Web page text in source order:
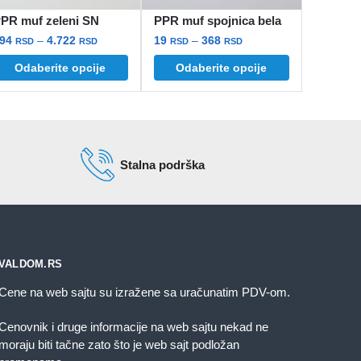
muf zeleni SN
RSD – 4.722RSDRaspon
cena:
od
294 rsd
Odaberite opcije
PPR muf spojnica bela
19 RSD – 368 RSDRaspon
cena:
od
19 rsd
Odaberite opcije
Ovaj
proizvod
Opcije
biti
proizvoda.
Stalna podrška
na web sajtu su izražene sa uračunatim PDV-om.
i druge informacije na web sajtu nekad ne
moraju biti tačne zato što je web sajt podložan